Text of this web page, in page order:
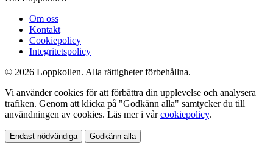
Om oss
Kontakt
Cookiepolicy
Integritetspolicy
© 2026 Loppkollen. Alla rättigheter förbehållna.
Vi använder cookies för att förbättra din upplevelse och analysera
trafiken. Genom att klicka på "Godkänn alla" samtycker du till
användningen av cookies. Läs mer i vårcookiepolicy.
Endast nödvändiga Godkänn alla